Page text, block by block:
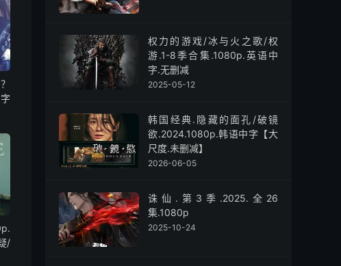
/
权力的游戏/冰与火之歌/权
游.1-8季合集.1080p.英语中
字.无删减
2025-05-12
韩国经典.隐藏的面孔/破镜
欲.2024.1080p.韩语中字【大
尺度.未删减】
2026-06-05
诛仙.第3季.2025.全26
集.1080p
2025-10-24